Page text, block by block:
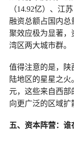
（14.92亿）、江
融资总额占国内总
聚效应极为显著，
湾区两大城市群。
值得注意的是，陕
陆地区的星星之火
元，这些来自西部
向更广泛的区域扩
五、资本阵营：谁